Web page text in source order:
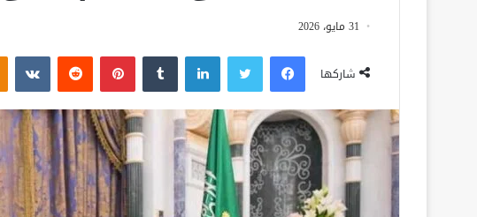
31 مايو، 2026
شاركها
فيسبوك لينكدإن بينتيريست